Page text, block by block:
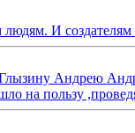
И создателям
Андрею
на пользу